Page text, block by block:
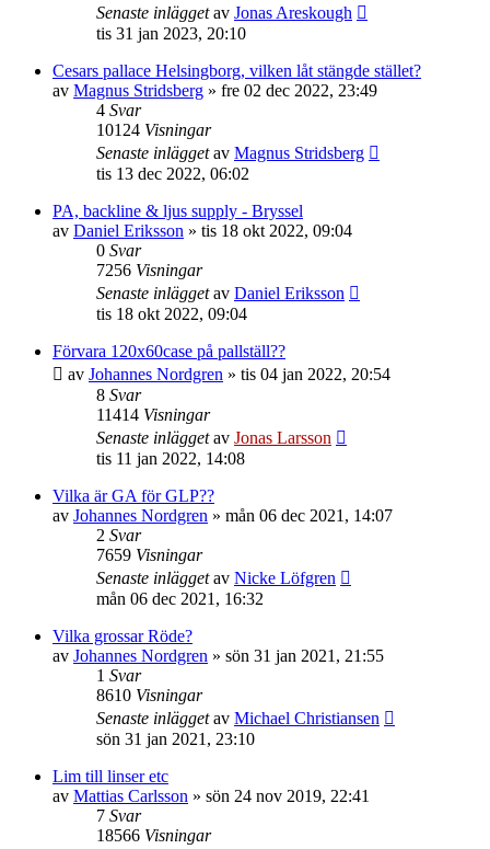
Senaste inläggetav Jonas Areskough
tis 31 jan 2023, 20:10
Cesars pallace Helsingborg, vilken låt stängde stället?
av Magnus Stridsberg » fre 02 dec 2022, 23:49
4 Svar
10124 Visningar
Senaste inläggetav Magnus Stridsberg
tis 13 dec 2022, 06:02
PA, backline & ljus supply - Bryssel
av Daniel Eriksson » tis 18 okt 2022, 09:04
0 Svar
7256 Visningar
Senaste inläggetav Daniel Eriksson
tis 18 okt 2022, 09:04
Förvara 120x60case på pallställ??
av Johannes Nordgren » tis 04 jan 2022, 20:54
8 Svar
11414 Visningar
Senaste inläggetav Jonas Larsson
tis 11 jan 2022, 14:08
Vilka är GA för GLP??
av Johannes Nordgren » mån 06 dec 2021, 14:07
2 Svar
7659 Visningar
Senaste inläggetav Nicke Löfgren
mån 06 dec 2021, 16:32
Vilka grossar Röde?
av Johannes Nordgren » sön 31 jan 2021, 21:55
1 Svar
8610 Visningar
Senaste inläggetav Michael Christiansen
sön 31 jan 2021, 23:10
Lim till linser etc
av Mattias Carlsson » sön 24 nov 2019, 22:41
7 Svar
18566 Visningar